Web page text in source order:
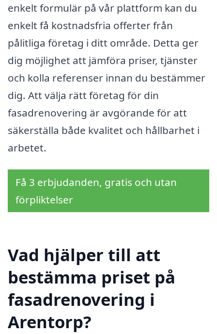
enkelt formulär på vår plattform kan du
enkelt få kostnadsfria offerter från
pålitliga företag i ditt område. Detta ger
dig möjlighet att jämföra priser, tjänster
och kolla referenser innan du bestämmer
dig. Att välja rätt företag för din
fasadrenovering är avgörande för att
säkerställa både kvalitet och hållbarhet i
arbetet.
Få 3 erbjudanden, gratis och utan
förpliktelser
Vad hjälper till att
bestämma priset på
fasadrenovering i
Arentorp?